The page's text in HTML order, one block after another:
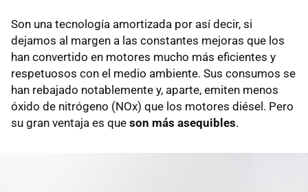
Son una tecnología amortizada por así decir, si
dejamos al margen a las constantes mejoras que los
han convertido en motores mucho más eficientes y
respetuosos con el medio ambiente. Sus consumos se
han rebajado notablemente y, aparte, emiten menos
óxido de nitrógeno (NOx) que los motores diésel. Pero
su gran ventaja es que son más asequibles.